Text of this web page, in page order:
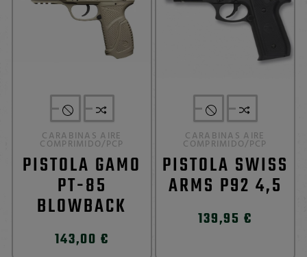
CARABINAS AIRE
COMPRIMIDO/PCP
PISTOLA GAMO
PT-85
BLOWBACK
143,00 €
CARABINAS AIRE
COMPRIMIDO/PCP
PISTOLA SWISS
ARMS P92 4,5
139,95 €